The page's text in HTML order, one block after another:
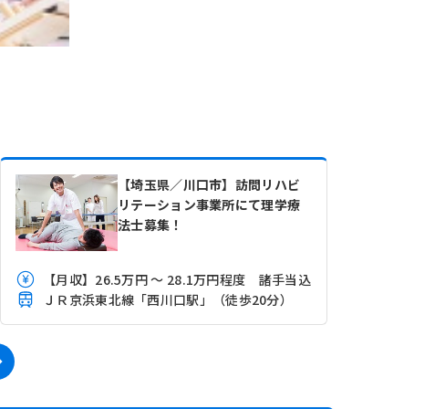
【埼玉県／川口市】訪問リハビ
リテーション事業所にて理学療
法士募集！
【月収】26.5万円 ～ 28.1万円程度 諸手当込
ＪＲ京浜東北線「西川口駅」（徒歩20分）